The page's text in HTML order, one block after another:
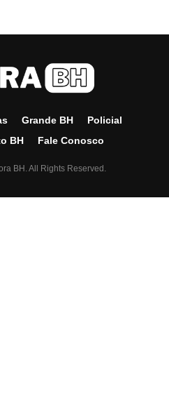
Grande BH
Policial
BH Fale Conosco
BH. All Rights Reserved.